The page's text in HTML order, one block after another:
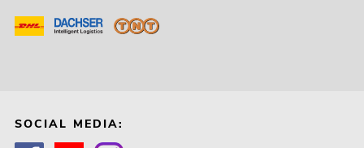
SOCIAL MEDIA: